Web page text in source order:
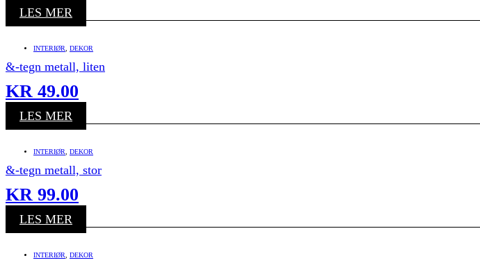
LES MER
INTERIØR DEKOR
&-tegn metall, liten
KR 49.00
LES MER
INTERIØR DEKOR
&-tegn metall, stor
KR 99.00
LES MER
INTERIØR DEKOR